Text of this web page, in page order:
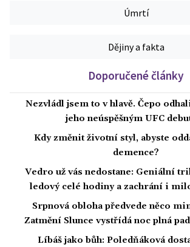
Úmrtí
Dějiny a fakta
Doporučené články
Nezvládl jsem to v hlavě. Čepo
jeho neúspěšným UFC
Kdy změnit životní styl, abyste
demence?
Vedro už vás nedostane: Geniální
ledový celé hodiny a zachrání i
Srpnová obloha předvede něco
Zatmění Slunce vystřídá noc plná
Líbáš jako bůh: Poledňáková